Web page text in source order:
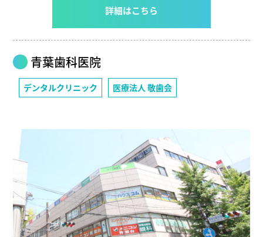
詳細はこちら
青葉歯科医院
デンタルクリニック 医療法人 敬歯会